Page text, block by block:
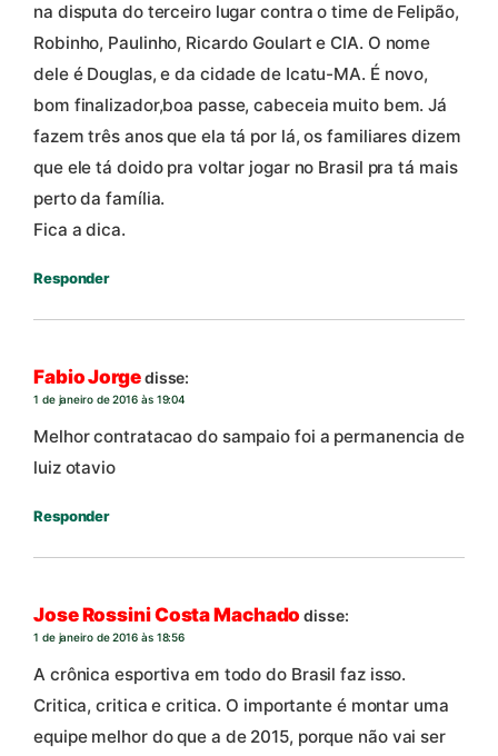
na disputa do terceiro lugar contra o time de Felipão,
Robinho, Paulinho, Ricardo Goulart e CIA. O nome
dele é Douglas, e da cidade de Icatu-MA. É novo,
bom finalizador,boa passe, cabeceia muito bem. Já
fazem três anos que ela tá por lá, os familiares dizem
que ele tá doido pra voltar jogar no Brasil pra tá mais
perto da família.
Fica a dica.
Responder
Fabio Jorgedisse:
1 de janeiro de 2016 às 19:04
Melhor contratacao do sampaio foi a permanencia de
luiz otavio
Responder
Jose Rossini Costa Machado disse:
1 de janeiro de 2016 às 18:56
A crônica esportiva em todo do Brasil faz isso.
Critica, critica e critica. O importante é montar uma
equipe melhor do que a de 2015, porque não vai ser